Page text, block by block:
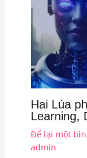
Hai Lúa
Learning,
Để lại một
admin